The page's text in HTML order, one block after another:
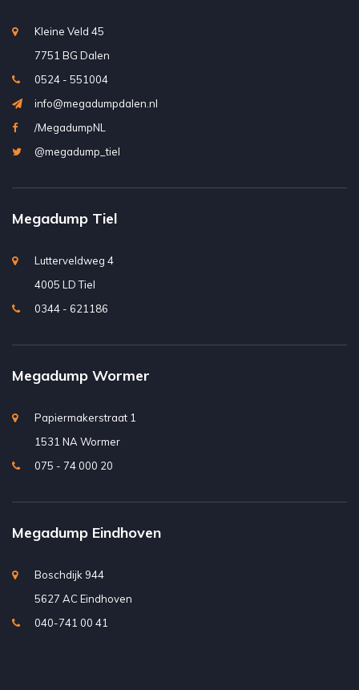
Kleine Veld 45
7751 BG Dalen
0524 - 551004
info@megadumpdalen.nl
/MegadumpNL
@megadump_tiel
Megadump Tiel
Lutterveldweg 4
4005 LD Tiel
0344 - 621186
Megadump Wormer
Papiermakerstraat 1
1531 NA Wormer
075 - 74 000 20
Megadump Eindhoven
Boschdijk 944
5627 AC Eindhoven
040-741 00 41